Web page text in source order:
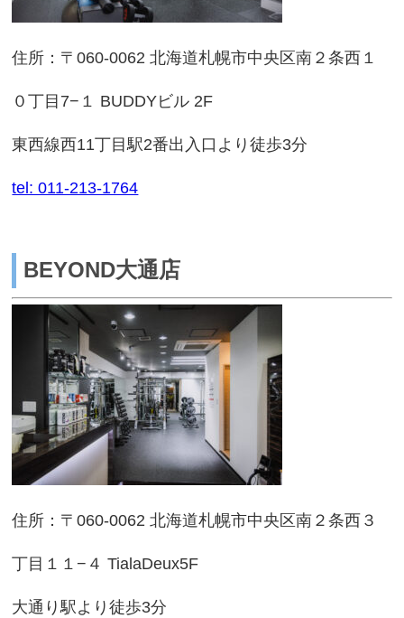
住所：〒060-0062 北海道札幌市中央区南２条西１
０丁目7−１ BUDDYビル 2F
東西線西11丁目駅2番出入口より徒歩3分
tel: 011-213-1764
BEYOND大通店
住所：〒060-0062 北海道札幌市中央区南２条西３
丁目１１−４ TialaDeux5F
大通り駅より徒歩3分